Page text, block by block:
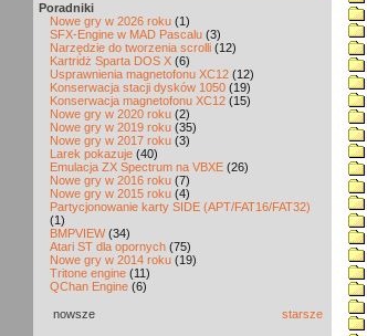
Poradniki
Nowe gry w 2026 roku (1)
SFX-Engine w MAD Pascalu (3)
Narzędzie do tworzenia scrolli (12)
Kartridż Sparta DOS X (6)
Usprawnienia magnetofonu XC12 (12)
Konserwacja stacji dysków 1050 (19)
Konserwacja magnetofonu XC12 (15)
Nowe gry w 2020 roku (2)
Nowe gry w 2019 roku (35)
Nowe gry w 2017 roku (3)
Larek pokazuje (40)
Emulacja ZX Spectrum na VBXE (26)
Nowe gry w 2016 roku (7)
Nowe gry w 2015 roku (4)
Partycjonowanie karty SIDE (APT/FAT16/FAT32)
(1)
BMPVIEW(34)
Atari ST dla opornych (75)
Nowe gry w 2014 roku (19)
Tritone engine (11)
QChan Engine (6)
nowsze starsze